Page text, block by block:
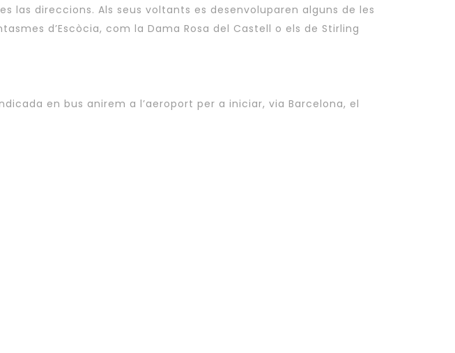
direccions. Als seus voltants es desenvoluparen alguns de les
d’Escòcia, com la Dama Rosa del Castell o els de Stirling
en bus anirem a l’aeroport per a iniciar, via Barcelona, el